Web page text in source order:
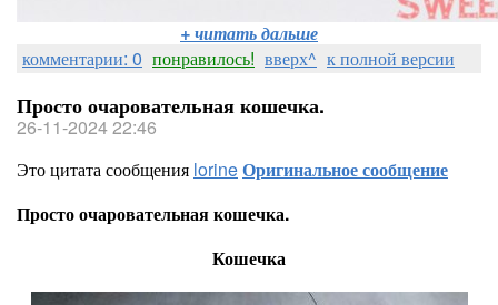
+ читать дальше
комментарии: 0 понравилось! вверх^ к полной версии
Просто очаровательная кошечка.
26-11-2024 22:46
Это цитата сообщения lorineОригинальное сообщение
Просто очаровательная кошечка.
Кошечка